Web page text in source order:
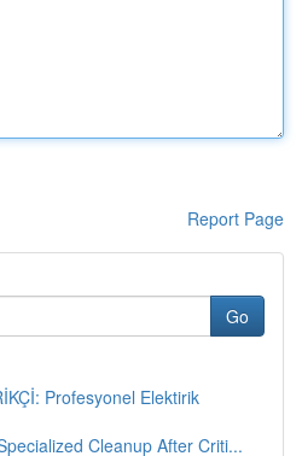
Report Page
Go
Profesyonel Elektirik
Cleanup After Criti...